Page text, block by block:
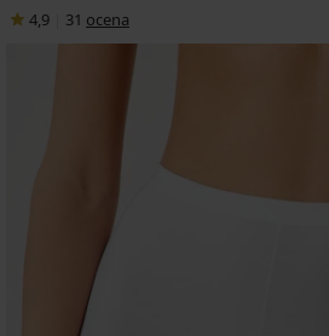
4,9 31 ocena